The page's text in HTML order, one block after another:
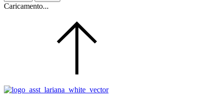
Caricamento...